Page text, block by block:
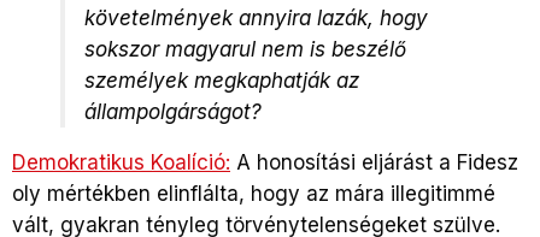
követelmények annyira lazák, hogy
sokszor magyarul nem is beszélő
személyek megkaphatják az
állampolgárságot?
Demokratikus Koalíció: A honosítási eljárást a Fidesz
oly mértékben elinflálta, hogy az mára illegitimmé
vált, gyakran tényleg törvénytelenségeket szülve.